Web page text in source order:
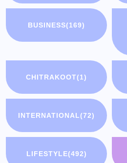
BUSINESS(169)
CHITRAKOOT(1)
INTERNATIONAL(72)
LIFESTYLE(492)